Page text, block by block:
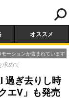
オススメ
ーションが含まれています
求めて
過ぎ去りし時
エV」も発売